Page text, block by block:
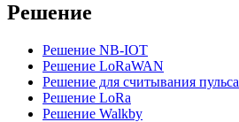
Решение
Решение NB-IOT
Решение LoRaWAN
Решение для считывания пульса
Решение LoRa
Решение Walkby